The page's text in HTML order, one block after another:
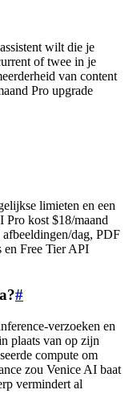
wilt die je
of twee in je
van content
Pro upgrade
limieten en een
Pro kost $18/maand
dag, PDF
en Free Tier API
#
verzoeken en
plaats van op zijn
compute om
zou Venice AI baat
vermindert al